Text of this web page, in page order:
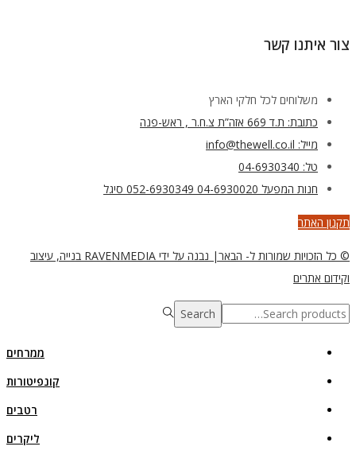
צור איתנו קשר
משלוחים לכל חלקי הארץ
כתובת: ת.ד 669 אזה”ת צ.ח.ר , ראש-פנה
מייל: info@thewell.co.il
טל: 04-6930340
חנות המפעל 04-6930020 052-6930349 סיגל
תקנון האתר
© כל הזכויות שמורות ל- הבאר| נבנה על ידי RAVENMEDIA בנייה, עיצוב
וקידום אתרים
Search
Search
ממרחים
קונפיטורות
רטבים
ליקרים